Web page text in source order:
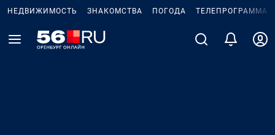
НЕДВИЖИМОСТЬ ЗНАКОМСТВА ПОГОДА ТЕЛЕПРОГРАММА